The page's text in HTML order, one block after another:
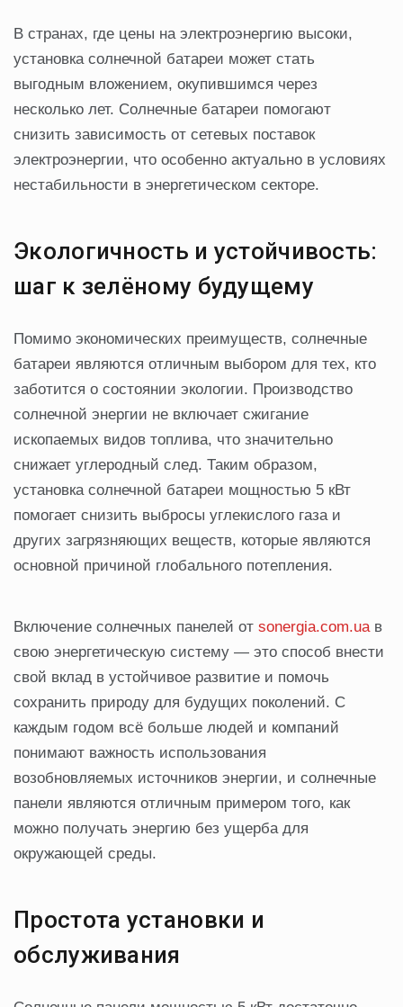
В странах, где цены на электроэнергию высоки,
установка солнечной батареи может стать
выгодным вложением, окупившимся через
несколько лет. Солнечные батареи помогают
снизить зависимость от сетевых поставок
электроэнергии, что особенно актуально в условиях
нестабильности в энергетическом секторе.
Экологичность и устойчивость:
шаг к зелёному будущему
Помимо экономических преимуществ, солнечные
батареи являются отличным выбором для тех, кто
заботится о состоянии экологии. Производство
солнечной энергии не включает сжигание
ископаемых видов топлива, что значительно
снижает углеродный след. Таким образом,
установка солнечной батареи мощностью 5 кВт
помогает снизить выбросы углекислого газа и
других загрязняющих веществ, которые являются
основной причиной глобального потепления.
Включение солнечных панелей от sonergia.com.uaв
свою энергетическую систему — это способ внести
свой вклад в устойчивое развитие и помочь
сохранить природу для будущих поколений. С
каждым годом всё больше людей и компаний
понимают важность использования
возобновляемых источников энергии, и солнечные
панели являются отличным примером того, как
можно получать энергию без ущерба для
окружающей среды.
Простота установки и
обслуживания